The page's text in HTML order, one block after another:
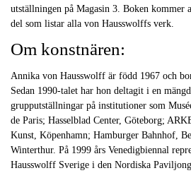
utställningen på Magasin 3. Boken kommer
del som listar alla von Hausswolffs verk.
Om konstnären:
Annika von Hausswolff är född 1967 och
Sedan 1990-talet har hon deltagit i en
grupputställningar på institutioner som
de Paris; Hasselblad Center, Göteborg;
Kunst, Köpenhamn; Hamburger Bahnhof,
Winterthur. På 1999 års Venedigbiennal
Hausswolff Sverige i den Nordiska